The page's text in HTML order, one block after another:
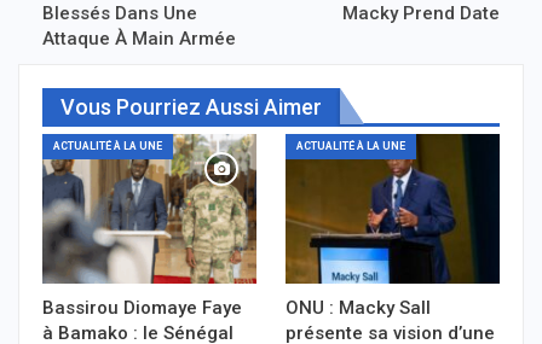
Blessés Dans Une
Attaque À Main Armée
Macky Prend Date
Vous Pourriez Aussi Aimer
ACTUALITÉ À LA UNE
Bassirou Diomaye Faye
à Bamako : le Sénégal
ACTUALITÉ À LA UNE
ONU : Macky Sall
présente sa vision d’une